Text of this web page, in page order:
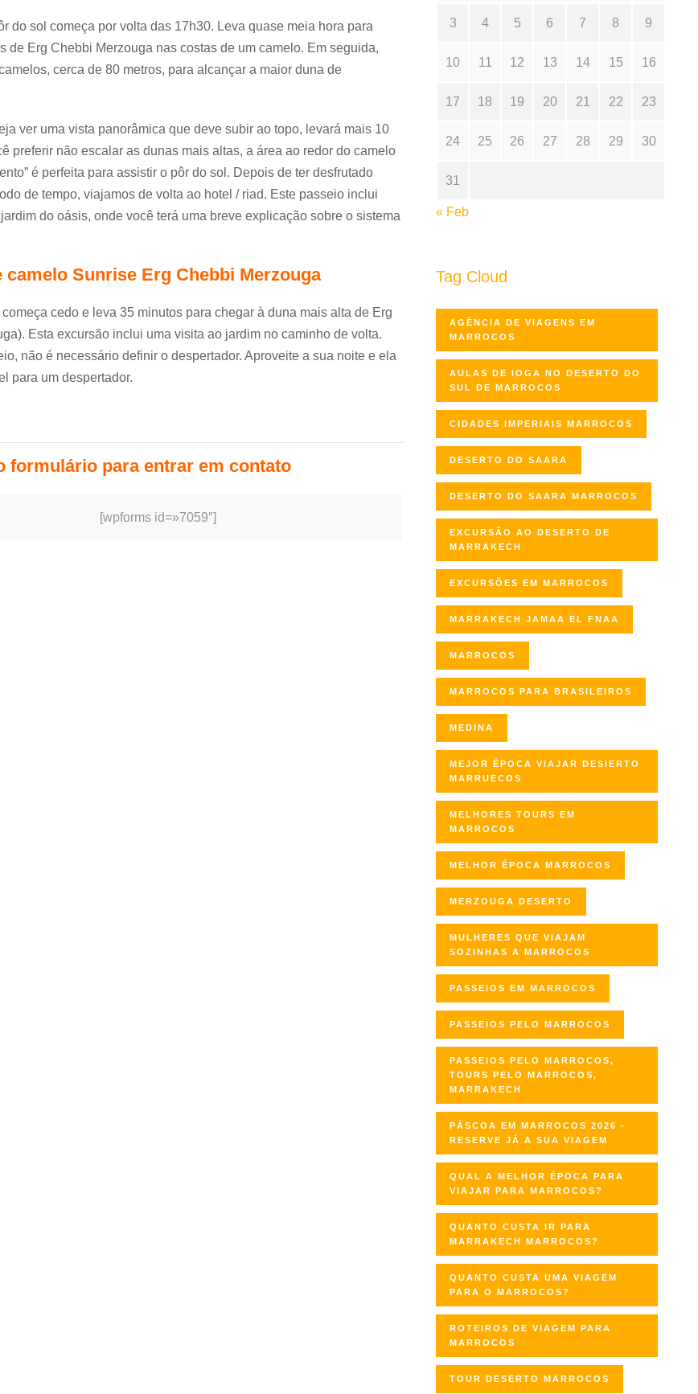
do sol começa por volta das 17h30. Leva quase meia hora para
de Erg Chebbi Merzouga nas costas de um camelo. Em seguida,
cerca de 80 metros, para alcançar a maior duna de
ver uma vista panorâmica que deve subir ao topo, levará mais 10
preferir não escalar as dunas mais altas, a área ao redor do camelo
é perfeita para assistir o pôr do sol. Depois de ter desfrutado
de tempo, viajamos de volta ao hotel / riad. Este passeio inclui
do oásis, onde você terá uma breve explicação sobre o sistema
camelo Sunrise Erg Chebbi Merzouga
cedo e leva 35 minutos para chegar à duna mais alta de Erg
Esta excursão inclui uma visita ao jardim no caminho de volta.
não é necessário definir o despertador. Aproveite a sua noite e ela
para um despertador.
formulário para entrar em contato
[wpforms id=»7059″]
3 4 5 6 7 8 9
10 11 12 13 14 15 16
17 18 19 20 21 22 23
24 25 26 27 28 29 30
31
« Feb
Tag Cloud
AGÊNCIA DE VIAGENS EM
MARROCOS
AULAS DE IOGA NO DESERTO DO
SUL DE MARROCOS
CIDADES IMPERIAIS MARROCOS
DESERTO DO SAARA
DESERTO DO SAARA MARROCOS
EXCURSÃO AO DESERTO DE
MARRAKECH
EXCURSÕES EM MARROCOS
MARRAKECH JAMAA EL FNAA
MARROCOS
MARROCOS PARA BRASILEIROS
MEDINA
MEJOR ÉPOCA VIAJAR DESIERTO
MARRUECOS
MELHORES TOURS EM
MARROCOS
MELHOR ÉPOCA MARROCOS
MERZOUGA DESERTO
MULHERES QUE VIAJAM
SOZINHAS A MARROCOS
PASSEIOS EM MARROCOS
PASSEIOS PELO MARROCOS
PASSEIOS PELO MARROCOS,
TOURS PELO MARROCOS,
MARRAKECH
PÁSCOA EM MARROCOS 2026 -
RESERVE JÁ A SUA VIAGEM
QUAL A MELHOR ÉPOCA PARA
VIAJAR PARA MARROCOS?
QUANTO CUSTA IR PARA
MARRAKECH MARROCOS?
QUANTO CUSTA UMA VIAGEM
PARA O MARROCOS?
ROTEIROS DE VIAGEM PARA
MARROCOS
TOUR DESERTO MARROCOS